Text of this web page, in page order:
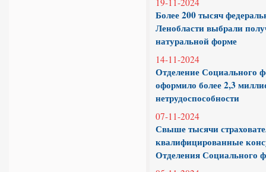
19-11-2024
Более 200 тысяч
Ленобласти выбрали
натуральной форме
14-11-2024
Отделение Социального
оформило более 2,3
нетрудоспособности
07-11-2024
Свыше тысячи
квалифицированные
Отделения Социального